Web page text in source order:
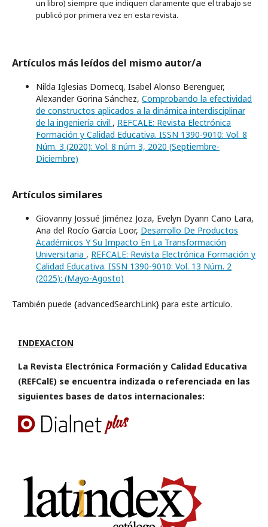
un libro) siempre que indiquen claramente que el trabajo se
publicó por primera vez en esta revista.
Artículos más leídos del mismo autor/a
Nilda Iglesias Domecq, Isabel Alonso Berenguer,
Alexander Gorina Sánchez, Comprobando la efectividad
de constructos aplicados a la dinámica interdisciplinar
de la ingeniería civil , REFCALE: Revista Electrónica
Formación y Calidad Educativa. ISSN 1390-9010: Vol. 8
Núm. 3 (2020): Vol. 8 núm 3, 2020 (Septiembre-
Diciembre)
Artículos similares
Giovanny Jossué Jiménez Joza, Evelyn Dyann Cano Lara,
Ana del Rocío García Loor, Desarrollo De Productos
Académicos Y Su Impacto En La Transformación
Universitaria , REFCALE: Revista Electrónica Formación y
Calidad Educativa. ISSN 1390-9010: Vol. 13 Núm. 2
(2025): (Mayo-Agosto)
También puede {advancedSearchLink} para este artículo.
INDEXACION
La Revista Electrónica Formación y Calidad Educativa
(REFCalE) se encuentra indizada o referenciada en las
siguientes bases de datos internacionales: